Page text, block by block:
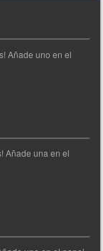
Añade uno en el
Añade una en el